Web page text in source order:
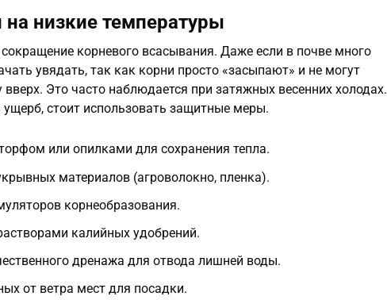
на низкие температуры
корневого всасывания. Даже если в почве много
увядать, так как корни просто «засыпают» и не могут
вверх. Это часто наблюдается при затяжных весенних холодах.
стоит использовать защитные меры.
или опилками для сохранения тепла.
материалов (агроволокно, пленка).
корнеобразования.
калийных удобрений.
дренажа для отвода лишней воды.
от ветра мест для посадки.